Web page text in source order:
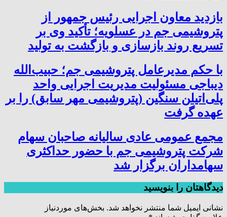
بازدید معاون اجرایی رئیس جمهور از
پتروشیمی جم در عسلویه؛ تأکید وی بر
تسریع روند بازسازی و بازگشت به تولید
با حکم مدیرعامل پتروشیمی جم؛ حبیب‌الله
دیباجی مسئولیت مدیریت اجرایی واحد
پلی‌اتیلن سنگین (پتروشیمی مهر سابق) را بر
عهده گرفت
مجمع عمومی عادی سالیانه صاحبان سهام
شرکت پتروشیمی جم با حضور حداکثری
سهامداران برگزار شد
دیدگاهتان را بنویسید
نشانی ایمیل شما منتشر نخواهد شد. بخش‌های موردنیاز